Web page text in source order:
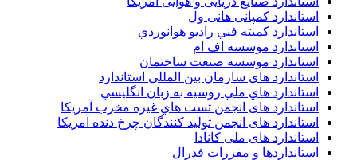
استاندارد کمپانی هانی ول
استاندارد کميته فني راديو هوانوردي
استاندارد موسسه اف ام
استاندارد موسسه صنعت ساختمان
استاندارد هاي سازمان بين المللي استاندارد
استاندارد هاي ملي روسيه به زبان انگليسي
استاندارد های انجمن تست هاي غيره مخرب آمريکا
استاندارد های انجمن توليد کنندگان چرخ دنده آمريکا
استاندارد های ملی کانادا
استانداردها و مقررات فدرال